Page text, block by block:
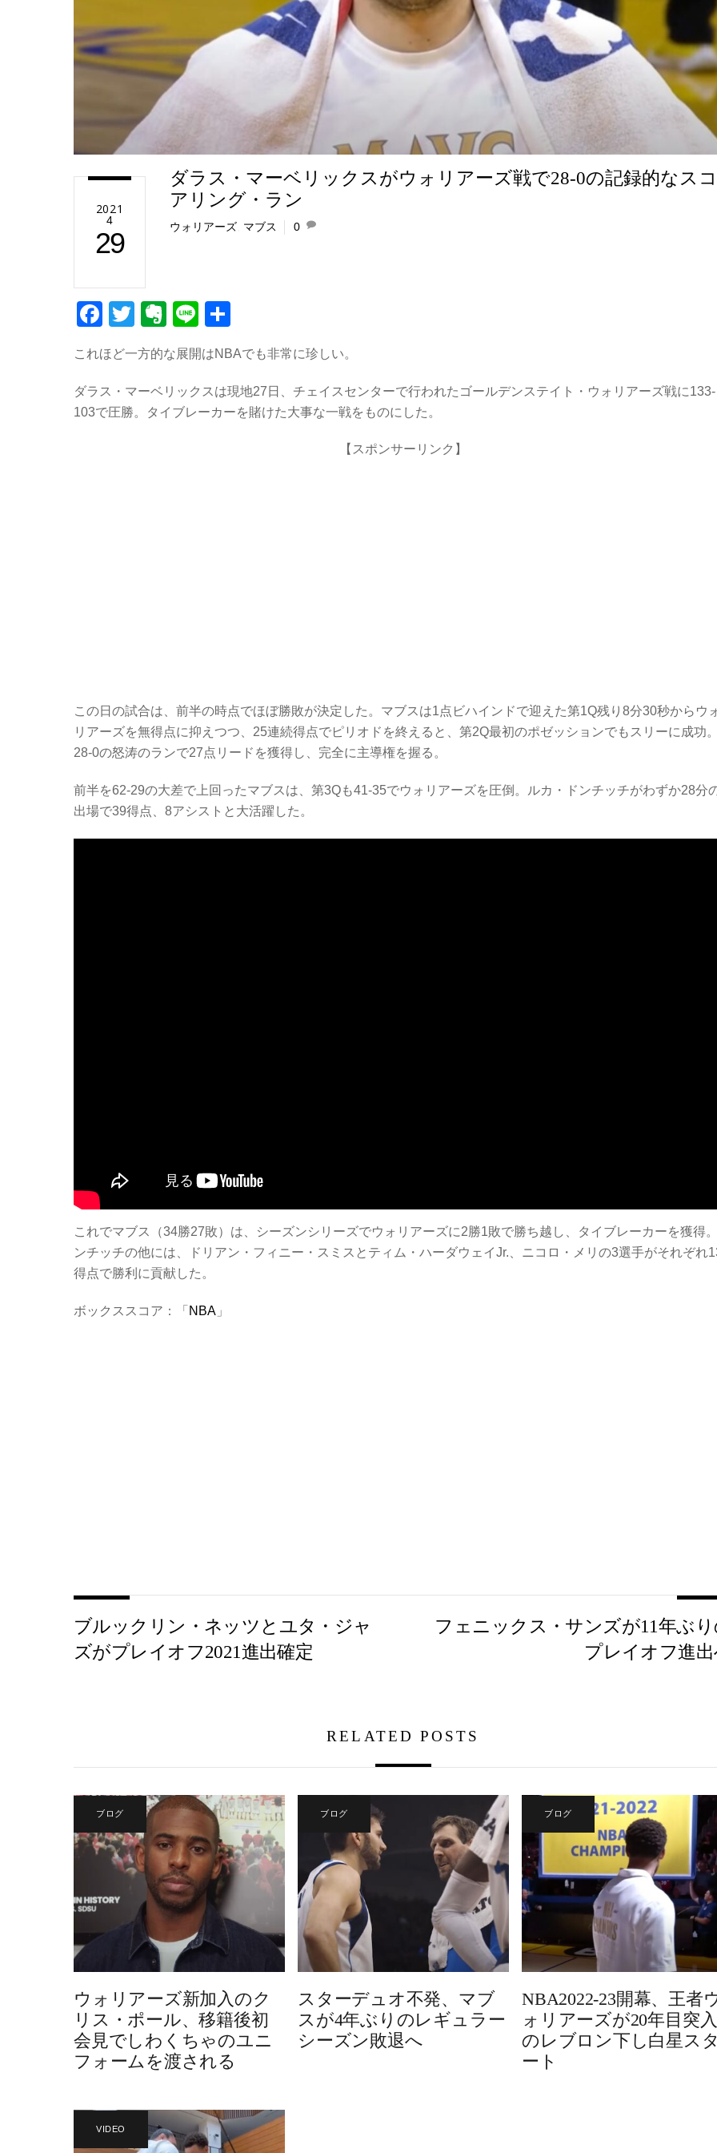
2021
4
29
ダラス・マーベリックスがウォリアーズ戦で28-0の記録的なスコ
アリング・ラン
ウォリアーズ マブス 0
F
c
e
b
T
wi
tt
er
E
er
n
ot
Li
e
これほど一方的な展開はNBAでも非常に珍しい。
ダラス・マーベリックスは現地27日、チェイスセンターで行われたゴールデンステイト・ウォリアーズ戦に133-
103で圧勝。タイブレーカーを賭けた大事な一戦をものにした。
【スポンサーリンク】
この日の試合は、前半の時点でほぼ勝敗が決定した。マブスは1点ビハインドで迎えた第1Q残り8分30秒からウ
リアーズを無得点に抑えつつ、25連続得点でピリオドを終えると、第2Q最初のポゼッションでもスリーに成功。
28-0の怒涛のランで27点リードを獲得し、完全に主導権を握る。
前半を62-29の大差で上回ったマブスは、第3Qも41-35でウォリアーズを圧倒。ルカ・ドンチッチがわずか28分
出場で39得点、8アシストと大活躍した。
これでマブス（34勝27敗）は、シーズンシリーズでウォリアーズに2勝1敗で勝ち越し、タイブレーカーを獲得
ンチッチの他には、ドリアン・フィニー・スミスとティム・ハーダウェイJr.、ニコロ・メリの3選手がそれぞれ
得点で勝利に貢献した。
ボックススコア：「 NBA 」
ブルックリン・ネッツとユタ・ジャ
ズがプレイオフ2021進出確定
フェニックス・サンズが11年ぶり
プレイオフ進
RELATED POSTS
ブログ
ウォリアーズ新加入のク
リス・ポール、移籍後初
会見でしわくちゃのユニ
フォームを渡される
ブログ
スターデュオ不発、マブ
スが4年ぶりのレギュラー
シーズン敗退へ
ブログ
NBA2022-23開幕、王者
ォリアーズが20年目突入
のレブロン下し白星スタ
ート
VIDEO